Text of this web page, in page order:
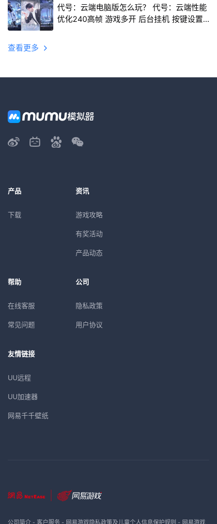
代号：云端电脑版怎么玩？ 代号：云端性能
优化240高帧 游戏多开 后台挂机 按键设置
查看更多
产品
下载
资讯
游戏攻略
有奖活动
产品动态
帮助
在线客服
常见问题
公司
隐私政策
用户协议
友情链接
UU远程
UU加速器
网易千千壁纸
公司简介- 客户服务- 网易游戏隐私政策及儿童个人信息保护规则 - 网易游戏